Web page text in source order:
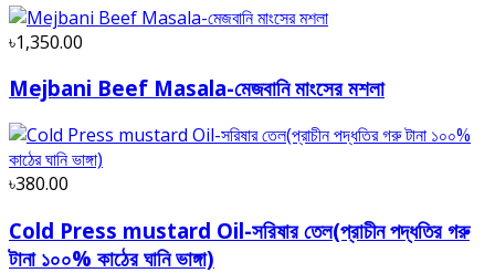
৳1,350.00
Mejbani Beef Masala-মেজবানি মাংসের মশলা
৳380.00
Cold Press mustard Oil-সরিষার তেল(প্রাচীন পদ্ধতির গরু
টানা ১০০% কাঠের ঘানি ভাঙ্গা)